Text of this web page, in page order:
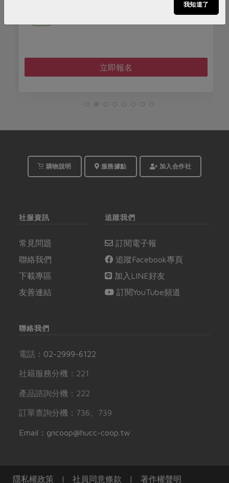
立即報名
購物說明 服務據點 加入合作社
社服資訊
常見問題
聯絡我們
下載專區
友善連結
追蹤我們
訂閱電子報
追蹤Facebook專頁
加入LINE好友
訂閱YouTube頻道
聯絡我們
電話： 02-2999-6122
社籍服務分機：221
產品諮詢分機：222
訂單查詢分機：736、739
Email：gncoop@hucc-coop.tw
隱私權政策 | 社員同意條款 | 著作權聲明
我知道了